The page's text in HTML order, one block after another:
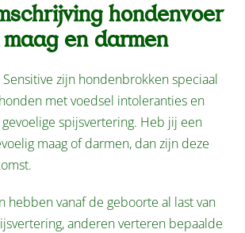
hondenvoer
en darmen
zijn hondenbrokken speciaal
met voedsel intoleranties en
spijsvertering. Heb jij een
maag of darmen, dan zijn deze
hebben vanaf de geboorte al last van
anderen verteren bepaalde